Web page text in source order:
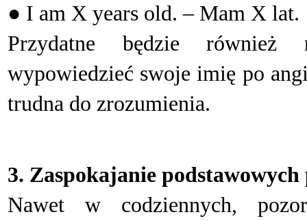
● I am X years old. – Mam X lat.
Przydatne będzie również
wypowiedzieć swoje imię po
trudna do zrozumienia.
3. Zaspokajanie podstawowych
Nawet w codziennych,